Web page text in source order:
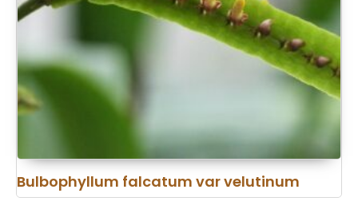
Bulbophyllum falcatum var velutinum